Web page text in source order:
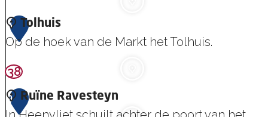
te
K
e
r
k
l
e
t
w
e
r
k
D
e
o
e
c
8 Tolhuis
Op de hoek van de Markt het Tolhuis.
T
o
l
38
9
Ruïne Ravesteyn